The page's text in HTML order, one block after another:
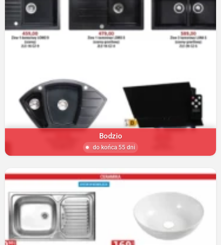
Bodzio
do końca 55 dni